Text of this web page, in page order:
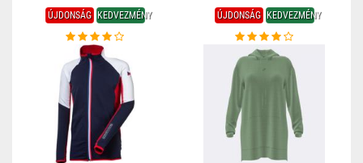
ÚJDONSÁG KEDVEZMÉNY ÚJDONSÁG KEDVEZMÉNY